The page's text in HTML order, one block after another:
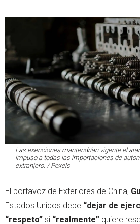
Las exenciones mantendrían vigente el
impuso a todas las importaciones de
extranjero. / Pexels
El portavoz de Exteriores de China,
Estados Unidos debe “dejar de
“respeto” si “realmente” quiere